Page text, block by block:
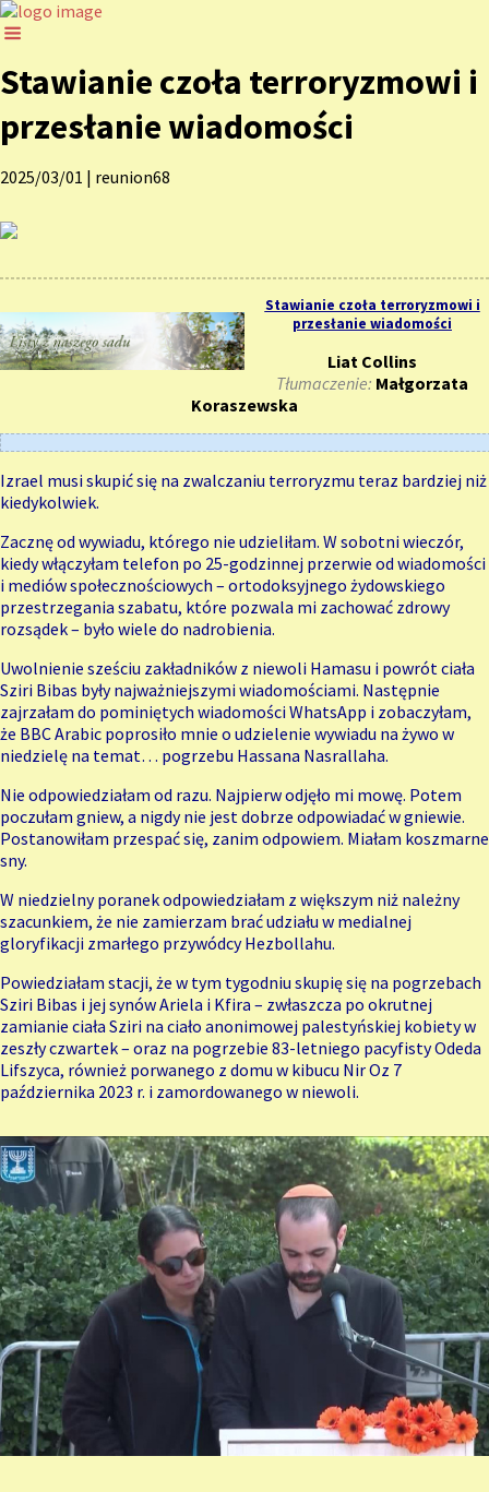
Stawianie czoła terroryzmowi i
przesłanie wiadomości
2025/03/01 | reunion68
Stawianie czoła terroryzmowi i
przesłanie wiadomości
Liat Collins
Tłumaczenie: Małgorzata
Koraszewska
Izrael musi skupić się na zwalczaniu terroryzmu teraz bardziej niż
kiedykolwiek.
Zacznę od wywiadu, którego nie udzieliłam. W sobotni wieczór,
kiedy włączyłam telefon po 25-godzinnej przerwie od wiadomości
i mediów społecznościowych – ortodoksyjnego żydowskiego
przestrzegania szabatu, które pozwala mi zachować zdrowy
rozsądek – było wiele do nadrobienia.
Uwolnienie sześciu zakładników z niewoli Hamasu i powrót ciała
Sziri Bibas były najważniejszymi wiadomościami. Następnie
zajrzałam do pominiętych wiadomości WhatsApp i zobaczyłam,
że BBC Arabic poprosiło mnie o udzielenie wywiadu na żywo w
niedzielę na temat… pogrzebu Hassana Nasrallaha.
Nie odpowiedziałam od razu. Najpierw odjęło mi mowę. Potem
poczułam gniew, a nigdy nie jest dobrze odpowiadać w gniewie.
Postanowiłam przespać się, zanim odpowiem. Miałam koszmarne
sny.
W niedzielny poranek odpowiedziałam z większym niż należny
szacunkiem, że nie zamierzam brać udziału w medialnej
gloryfikacji zmarłego przywódcy Hezbollahu.
Powiedziałam stacji, że w tym tygodniu skupię się na pogrzebach
Sziri Bibas i jej synów Ariela i Kfira – zwłaszcza po okrutnej
zamianie ciała Sziri na ciało anonimowej palestyńskiej kobiety w
zeszły czwartek – oraz na pogrzebie 83-letniego pacyfisty Odeda
Lifszyca, również porwanego z domu w kibucu Nir Oz 7
października 2023 r. i zamordowanego w niewoli.